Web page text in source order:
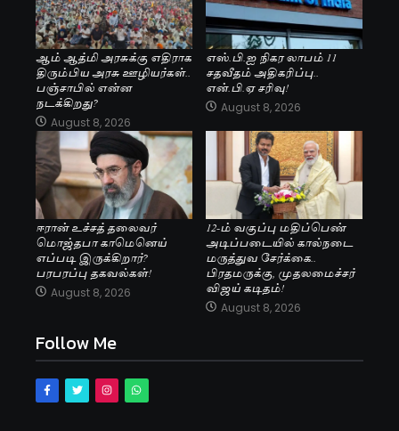
ஆம் ஆத்மி அரசுக்கு எதிராக
திரும்பிய அரசு ஊழியர்கள்..
பஞ்சாபில் என்ன
நடக்கிறது?
August 8, 2026
எஸ்.பி.ஐ நிகர லாபம் 11
சதவீதம் அதிகரிப்பு..
என்.பி.ஏ சரிவு!
August 8, 2026
ஈரான் உச்சத் தலைவர்
மொஜ்தபா காமெனெய்
எப்படி இருக்கிறார்?
பரபரப்பு தகவல்கள்!
August 8, 2026
12-ம் வகுப்பு மதிப்பெண்
அடிப்படையில் கால்நடை
மருத்துவ சேர்க்கை..
பிரதமருக்கு, முதலமைச்சர்
விஜய் கடிதம்!
August 8, 2026
Follow Me